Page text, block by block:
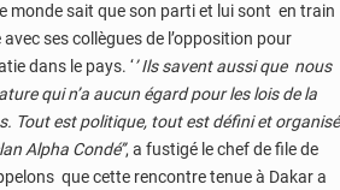
monde sait que son parti et lui sont en train
ses collègues de l’opposition pour
dans le pays. ‘’ Ils savent aussi que nous
qui n’a aucun égard pour les lois de la
Tout est politique, tout est défini et organisé
Alpha Condé’’, a fustigé le chef de file de
que cette rencontre tenue à Dakar a